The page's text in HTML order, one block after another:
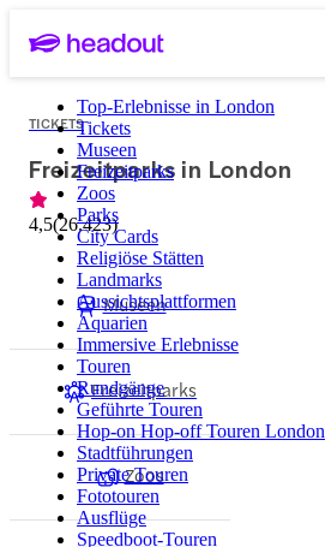
Top-Erlebnisse in London
Tickets
Museen
Freizeitparks
Zoos
Parks
City Cards
Religiöse Stätten
Landmarks
Aussichtsplattformen
Aquarien
Immersive Erlebnisse
Touren
Rundgänge
Geführte Touren
Hop-on Hop-off Touren London
Stadtführungen
Private Touren
Fototouren
Ausflüge
Speedboot-Touren
TICKETS
Freizeitparks in London
4,5(26.423)
Museen
Freizeitparks
Zoos